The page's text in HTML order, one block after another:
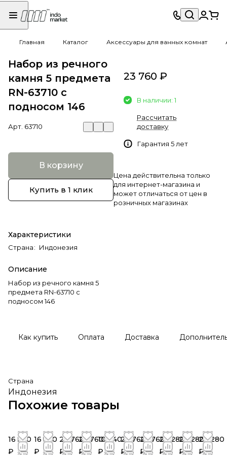
Главная Каталог Аксессуары для ванных комнат
Набор из речного
камня 5 предмета
RN-63710 c
подносом 146
Арт. 63710
В корзину
Купить в 1 клик
Характеристики
Страна: Индонезия
Описание
Набор из речного камня 5
предмета RN-63710 c
подносом 146
23 760 ₽
В наличии: 1
Рассчитать
доставку
Гарантия 5 лет
Цена действительна только
для интернет-магазина и
может отличаться от цен в
розничных магазинах
Как купить Оплата Доставка
Страна
Индонезия
Похожие товары
16 560
₽
16 560
₽
23 760
₽
23 760
₽
10 440
₽
23 760
₽
23 760
₽
20 280
₽
20 280
₽
20 280
₽